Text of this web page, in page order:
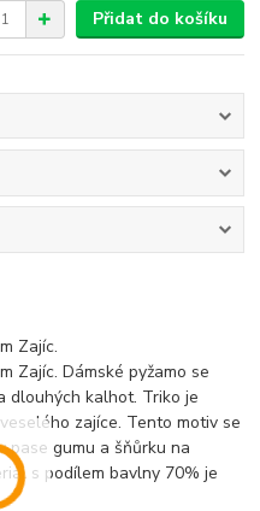
Přidat do košíku
Zajíc.
Zajíc. Dámské pyžamo se
dlouhých kalhot. Triko je
zajíce. Tento motiv se
pase gumu a šňůrku na
s podílem bavlny 70% je